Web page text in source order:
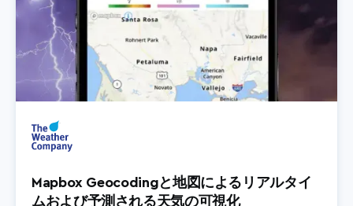
Mapbox Geocodingと地図によるリアルタイ
ムおよび予測される天気の可視化